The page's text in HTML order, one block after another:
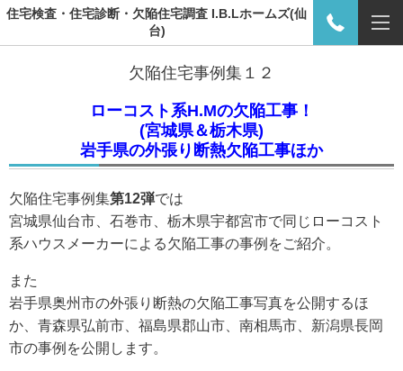
住宅検査・住宅診断・欠陥住宅調査 I.B.Lホームズ(仙
台)
欠陥住宅事例集１２
ローコスト系H.Mの欠陥工事！
(宮城県＆栃木県)
岩手県の外張り断熱欠陥工事ほか
欠陥住宅事例集第12弾では
宮城県仙台市、石巻市、栃木県宇都宮市で同じローコスト
系ハウスメーカーによる欠陥工事の事例をご紹介。
また
岩手県奥州市の外張り断熱の欠陥工事写真を公開するほ
か、青森県弘前市、福島県郡山市、南相馬市、新潟県長岡
市の事例を公開します。